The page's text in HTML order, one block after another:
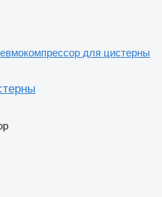
для цистерны